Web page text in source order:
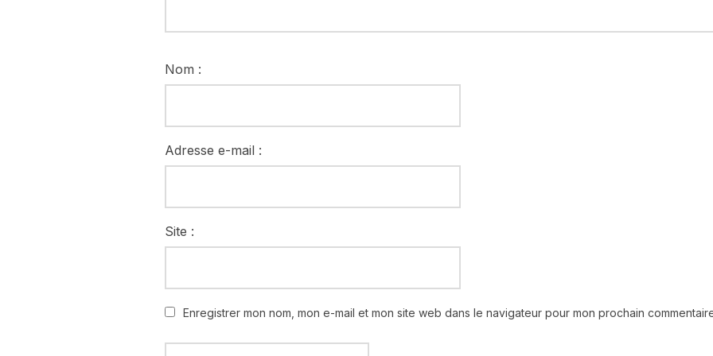
Nom :
Adresse e-mail :
Site :
Enregistrer mon nom, mon e-mail et mon site web dans le navigateur pour mon prochain